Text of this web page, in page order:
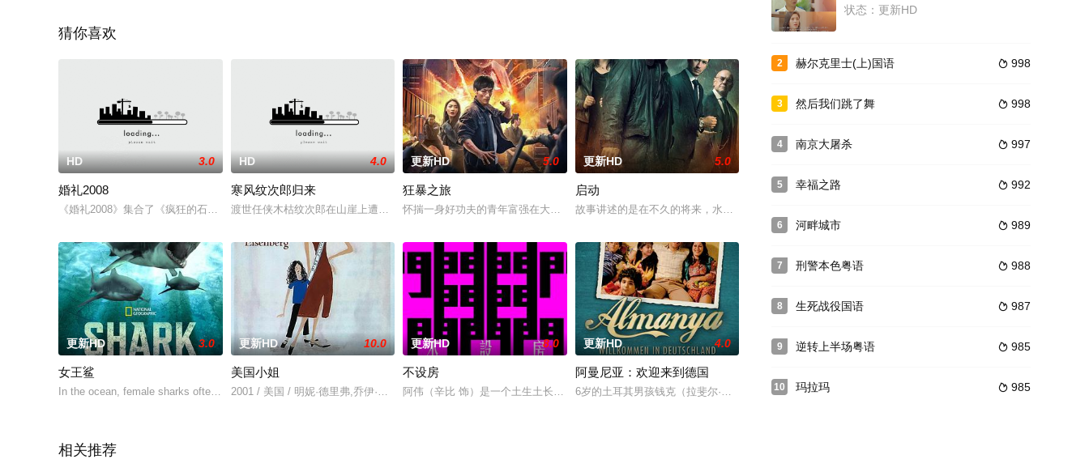
猜你喜欢
HD 3.0
婚礼2008
《婚礼2008》集合了《疯狂的石头》制作团队，由香港金牌制作人文隽操刀主创。老郭（郭涛 饰）是一名婚礼主
HD 4.0
寒风纹次郎归来
渡世任侠木枯纹次郎在山崖上遭人截杀，来人声称为被纹次郎所杀的兄长报仇，争斗中，纹次郎与对方一同坠入山崖下
更新HD 5.0
狂暴之旅
怀揣一身好功夫的青年富强在大城市谋生，无意间被好友王斌牵扯进一起非法古董交易风波中来。因一场突发意外紧急
更新HD 5.0
启动
故事讲述的是在不久的将来，水资源短缺，脾气暴躁的记者弗兰克莫利纳必须面对自己的心魔，以查明一起可
更新HD 3.0
女王鲨
In the ocean, female sharks often make the rules. In
更新HD 10.0
美国小姐
2001 / 美国 / 明妮·德里弗,乔伊·劳伦·亚当斯,海莉·凯特·爱森伯格,凯瑟琳·罗伯特森,凯瑟琳·特纳
更新HD 8.0
不设房
阿伟（辛比 饰）是一个土生土长的港男，一心醉心于电影，1997年前，赴英国修读电影专业。本想毕业后回香港
更新HD 4.0
阿曼尼亚：欢迎来到德国
6岁的土耳其男孩钱克（拉斐尔·寇索里斯 Rafael Koussouris 饰）跟着家人们生活在德国，最
相关推荐
状态：更新HD
2  998
赫尔克里士(上)国语
3  998
然后我们跳了舞
4  997
南京大屠杀
5  992
幸福之路
6  989
河畔城市
7  988
刑警本色粤语
8  987
生死战役国语
9  985
逆转上半场粤语
10  985
玛拉玛